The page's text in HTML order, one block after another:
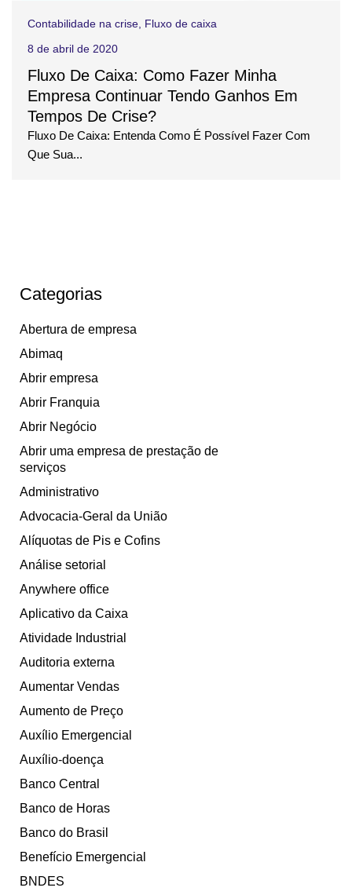
Contabilidade na crise, Fluxo de caixa
8 de abril de 2020
Fluxo De Caixa: Como Fazer Minha
Empresa Continuar Tendo Ganhos Em
Tempos De Crise?
Fluxo De Caixa: Entenda Como É Possível Fazer Com
Que Sua...
Categorias
Abertura de empresa
Abimaq
Abrir empresa
Abrir Franquia
Abrir Negócio
Abrir uma empresa de prestação de
serviços
Administrativo
Advocacia-Geral da União
Alíquotas de Pis e Cofins
Análise setorial
Anywhere office
Aplicativo da Caixa
Atividade Industrial
Auditoria externa
Aumentar Vendas
Aumento de Preço
Auxílio Emergencial
Auxílio-doença
Banco Central
Banco de Horas
Banco do Brasil
Benefício Emergencial
BNDES